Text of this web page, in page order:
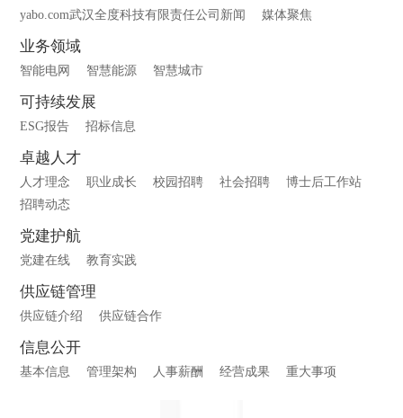
yabo.com武汉全度科技有限责任公司新闻 媒体聚焦
业务领域
智能电网 智慧能源 智慧城市
可持续发展
ESG报告 招标信息
卓越人才
人才理念 职业成长 校园招聘 社会招聘
博士后工作站
招聘动态
党建护航
党建在线 教育实践
供应链管理
供应链介绍 供应链合作
信息公开
基本信息 管理架构 人事薪酬 经营成果 重大事项